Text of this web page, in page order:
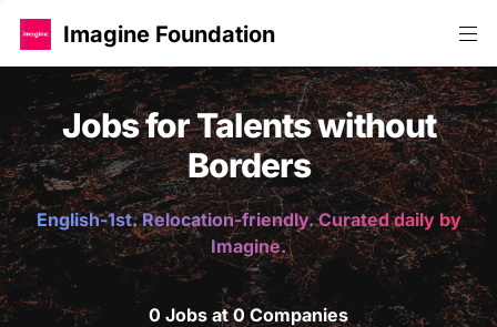
Imagine Foundation
Jobs for Talents without
Borders
English-1st. Relocation-friendly. Curated daily by
Imagine.
0 Jobs at 0 Companies